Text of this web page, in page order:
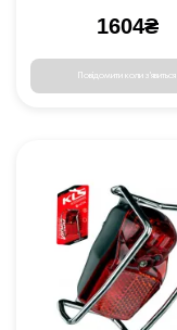
1604₴
Повідомити коли з'явиться